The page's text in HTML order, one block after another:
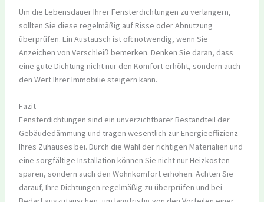
Um die Lebensdauer Ihrer Fensterdichtungen zu verlängern,
sollten Sie diese regelmäßig auf Risse oder Abnutzung
überprüfen. Ein Austausch ist oft notwendig, wenn Sie
Anzeichen von Verschleiß bemerken. Denken Sie daran, dass
eine gute Dichtung nicht nur den Komfort erhöht, sondern auch
den Wert Ihrer Immobilie steigern kann.
Fazit
Fensterdichtungen sind ein unverzichtbarer Bestandteil der
Gebäudedämmung und tragen wesentlich zur Energieeffizienz
Ihres Zuhauses bei. Durch die Wahl der richtigen Materialien und
eine sorgfältige Installation können Sie nicht nur Heizkosten
sparen, sondern auch den Wohnkomfort erhöhen. Achten Sie
darauf, Ihre Dichtungen regelmäßig zu überprüfen und bei